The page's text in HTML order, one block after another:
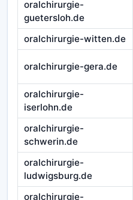
oralchirurgie-
guetersloh.de
oralchirurgie-witten.de
oralchirurgie-gera.de
oralchirurgie-
iserlohn.de
oralchirurgie-
schwerin.de
oralchirurgie-
ludwigsburg.de
oralchirurgie-